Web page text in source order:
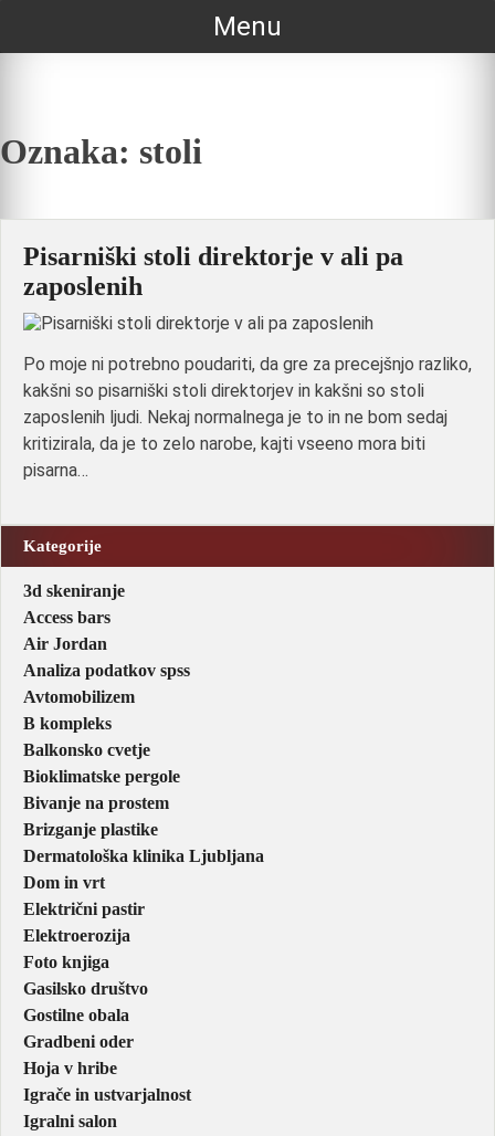
Menu
Oznaka: stoli
Pisarniški stoli direktorje v ali pa
zaposlenih
Po moje ni potrebno poudariti, da gre za precejšnjo razliko,
kakšni so pisarniški stoli direktorjev in kakšni so stoli
zaposlenih ljudi. Nekaj normalnega je to in ne bom sedaj
kritizirala, da je to zelo narobe, kajti vseeno mora biti
pisarna…
Kategorije
3d skeniranje
Access bars
Air Jordan
Analiza podatkov spss
Avtomobilizem
B kompleks
Balkonsko cvetje
Bioklimatske pergole
Bivanje na prostem
Brizganje plastike
Dermatološka klinika Ljubljana
Dom in vrt
Električni pastir
Elektroerozija
Foto knjiga
Gasilsko društvo
Gostilne obala
Gradbeni oder
Hoja v hribe
Igrače in ustvarjalnost
Igralni salon